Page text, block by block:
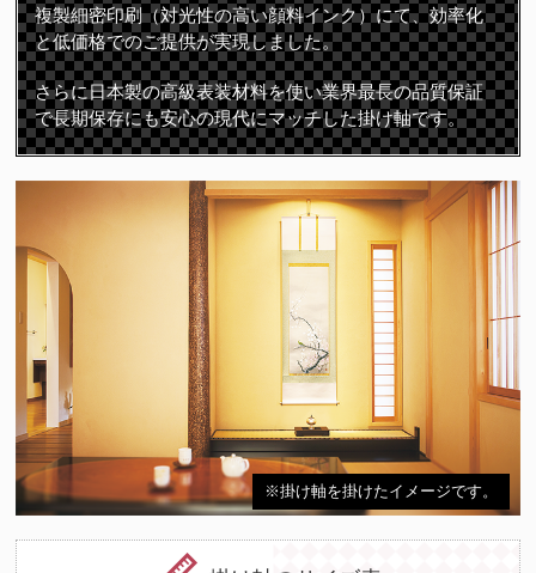
複製細密印刷（対光性の高い顔料インク）にて、効率化
と低価格でのご提供が実現しました。
さらに日本製の高級表装材料を使い業界最長の品質保証
で長期保存にも安心の現代にマッチした掛け軸です。
※掛け軸を掛けたイメージです。